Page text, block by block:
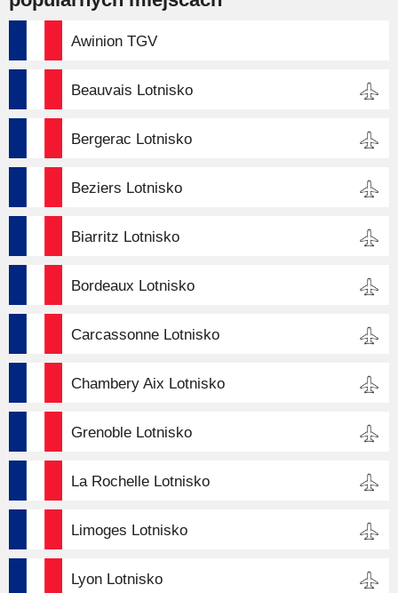
Awinion TGV
Beauvais Lotnisko
Bergerac Lotnisko
Beziers Lotnisko
Biarritz Lotnisko
Bordeaux Lotnisko
Carcassonne Lotnisko
Chambery Aix Lotnisko
Grenoble Lotnisko
La Rochelle Lotnisko
Limoges Lotnisko
Lyon Lotnisko